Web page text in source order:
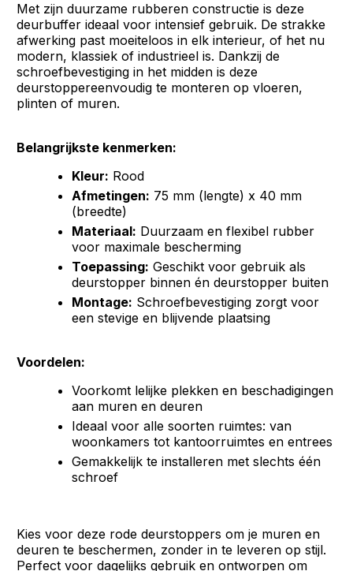
Met zijn duurzame rubberen constructie is deze
deurbuffer ideaal voor intensief gebruik. De strakke
afwerking past moeiteloos in elk interieur, of het nu
modern, klassiek of industrieel is. Dankzij de
schroefbevestiging in het midden is deze
deurstoppereenvoudig te monteren op vloeren,
plinten of muren.
Belangrijkste kenmerken:
Kleur: Rood
Afmetingen: 75 mm (lengte) x 40 mm
(breedte)
Materiaal: Duurzaam en flexibel rubber
voor maximale bescherming
Toepassing: Geschikt voor gebruik als
deurstopper binnen én deurstopper buiten
Montage: Schroefbevestiging zorgt voor
een stevige en blijvende plaatsing
Voordelen:
Voorkomt lelijke plekken en beschadigingen
aan muren en deuren
Ideaal voor alle soorten ruimtes: van
woonkamers tot kantoorruimtes en entrees
Gemakkelijk te installeren met slechts één
schroef
Kies voor deze rode deurstoppers om je muren en
deuren te beschermen, zonder in te leveren op stijl.
Perfect voor dagelijks gebruik en ontworpen om